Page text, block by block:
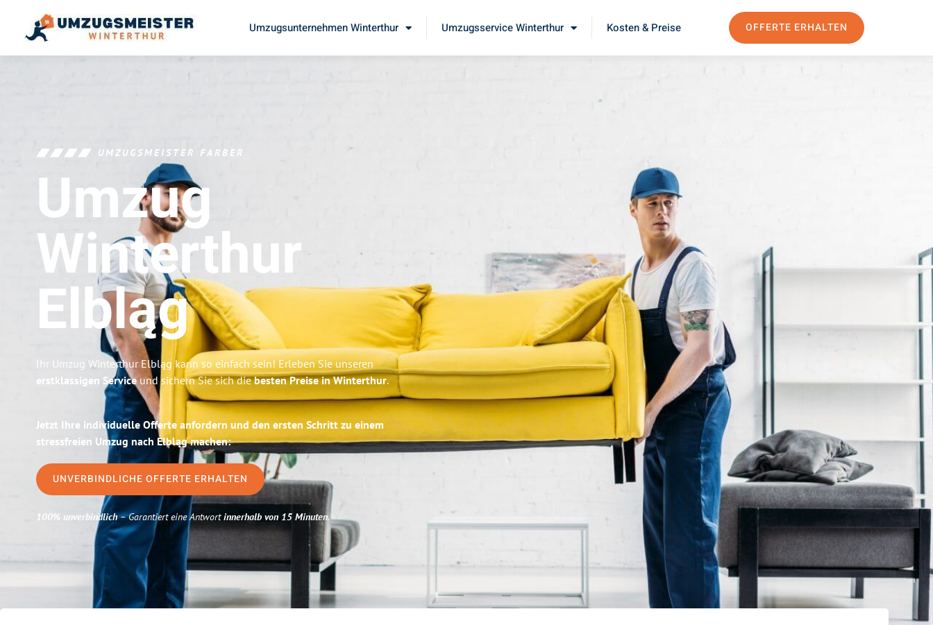
Umzugsunternehmen Winterthur Umzugsservice Winterthur Kosten & Preise OFFERTE ERHALTEN
UMZUGSMEISTER FARBER
Umzug
Winterthur
Elbląg
Ihr Umzug Winterthur Elbląg kann so einfach sein! Erleben Sie unseren
erstklassigen Serviceund sichern Sie sich diebesten Preise in Winterthur.
Jetzt Ihre individuelle Offerte anfordern und den ersten Schritt zu einem
stressfreien Umzug nach Elbląg machen:
UNVERBINDLICHE OFFERTE ERHALTEN
100% unverbindlich– Garantiert eine Antwortinnerhalb von 15 Minuten.